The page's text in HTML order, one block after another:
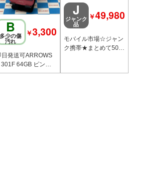
B
多少の傷
汚れ
￥3,300
日発送可ARROWS
301F 64GB ピンク
J
ジャンク
品
￥49,980
モバイル市場☆ジャン
ク携帯★まとめて50台